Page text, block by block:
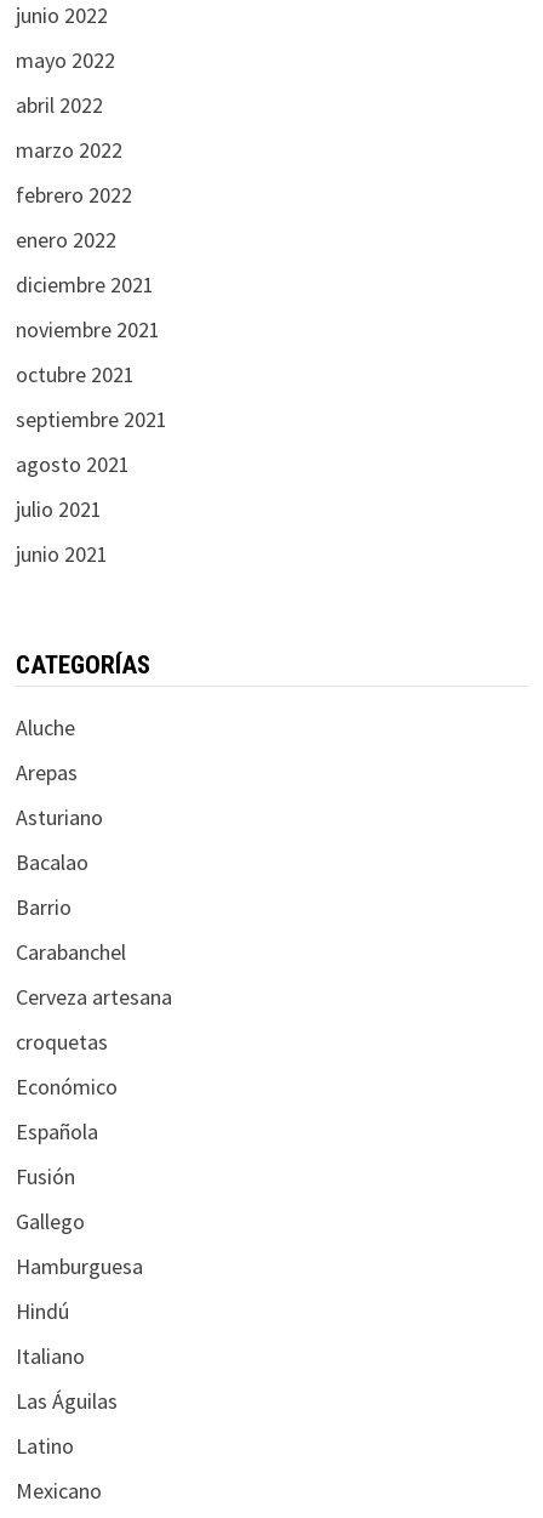
junio 2022
mayo 2022
abril 2022
marzo 2022
febrero 2022
enero 2022
diciembre 2021
noviembre 2021
octubre 2021
septiembre 2021
agosto 2021
julio 2021
junio 2021
CATEGORÍAS
Aluche
Arepas
Asturiano
Bacalao
Barrio
Carabanchel
Cerveza artesana
croquetas
Económico
Española
Fusión
Gallego
Hamburguesa
Hindú
Italiano
Las Águilas
Latino
Mexicano